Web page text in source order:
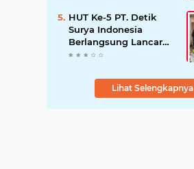
Sokobanah Libatkan 12
Desa
HUT Ke-5 PT. Detik
Surya Indonesia
Berlangsung Lancar
dan Profesional,
Wartawan
Lihat Selengkapnya